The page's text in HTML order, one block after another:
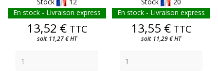
Stock
12
En stock - Livraison express
Prix
13,52 € TTC
soit 11,27 € HT
Stock
20
En stock - Livraison express
Prix
13,55 € TTC
soit 11,29 € HT